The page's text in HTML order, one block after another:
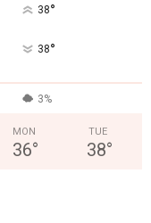
38°
38°
3%
MON
36°
TUE
38°